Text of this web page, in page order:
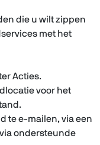
die u wilt zippen
met het
Acties.
voor het
te e-mailen, via een
ondersteunde